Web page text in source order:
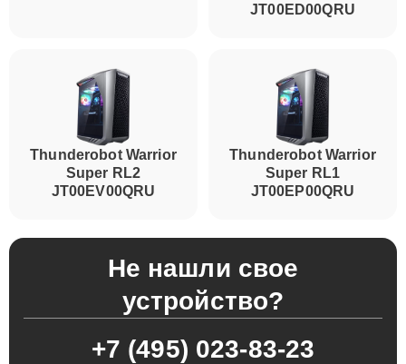
JT00ED00QRU
Thunderobot Warrior
Super RL2
JT00EV00QRU
Thunderobot Warrior
Super RL1
JT00EP00QRU
Не нашли свое
устройство?
+7 (495) 023-83-23